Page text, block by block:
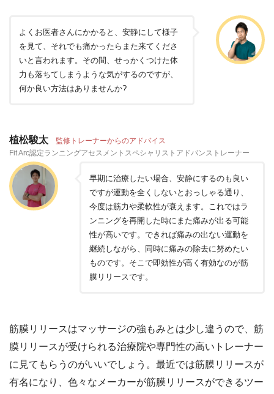
よくお医者さんにかかると、安静にして様子
を見て、それでも痛かったらまた来てくださ
いと言われます。その間、せっかくつけた体
力も落ちてしまうような気がするのですが、
何か良い方法はありませんか?
植松駿太 監修トレーナーからのアドバイス
Fit Arc認定ランニングアセスメントスペシャリストアドバンストレーナー
早期に治療したい場合、安静にするのも良い
ですが運動を全くしないとおっしゃる通り、
今度は筋力や柔軟性が衰えます。これではラ
ンニングを再開した時にまた痛みが出る可能
性が高いです。できれば痛みの出ない運動を
継続しながら、同時に痛みの除去に努めたい
ものです。そこで即効性が高く有効なのが筋
膜リリースです。
筋膜リリースはマッサージの強もみとは少し違うので、筋
膜リリースが受けられる治療院や専門性の高いトレーナー
に見てもらうのがいいでしょう。最近では筋膜リリースが
有名になり、色々なメーカーが筋膜リリースができるツー